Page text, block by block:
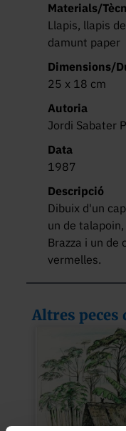
Materials/
Llapis, llapis
damunt paper
Dimensions/
25 x 18 cm
Autoria
Jordi Sabater
Data
1987
Descripció
Dibuix d'un
un de
Brazza i un de
vermelles.
Altres peces